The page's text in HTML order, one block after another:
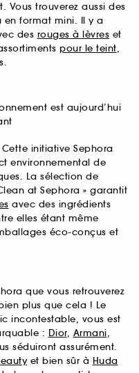
Vous trouverez aussi des
en format mini. Il y a
des rouges à lèvres et
pour le teint,
est aujourd’hui
initiative Sephora
environnemental de
La sélection de
at Sephora » garantit
avec des ingrédients
elles étant même
éco-conçus et
que vous retrouverez
plus que cela ! Le
incontestable, vous est
: Dior, Armani,
séduiront assurément.
et bien sûr à Huda